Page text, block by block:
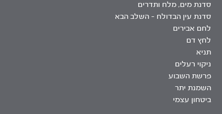
סדנת מים, מלח ותדרים
סדנת עין הבדולח – השלב הבא
לחם אבירים
לחץ דם
תניא
ניקוי רעלים
פרשת השבוע
השמנת יתר
ביטחון עצמי